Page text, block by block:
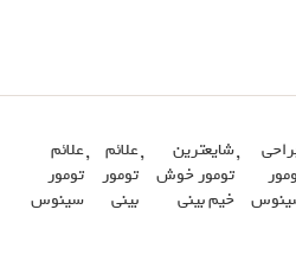
,شایعترین
تومور خوش
خیم بینی
,علائم
تومور
بینی
,علائم
تومور
سینوس